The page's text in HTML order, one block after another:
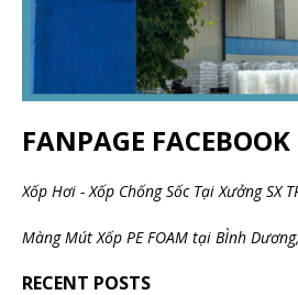
FANPAGE FACEBOOK
Xốp Hơi - Xốp Chống Sốc Tại Xưởng SX
Màng Mút Xốp PE FOAM tại BÌnh
RECENT POSTS